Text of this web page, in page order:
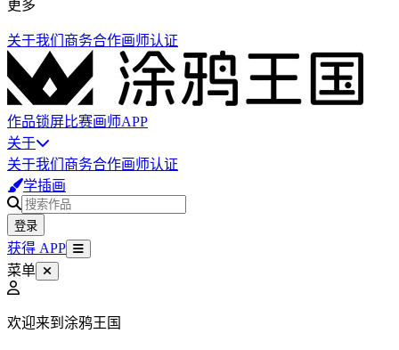
更多
关于我们 商务合作画师认证
作品锁屏比赛画师APP
关于
关于我们 商务合作画师认证
学插画
登录
获得 APP
菜单
欢迎来到涂鸦王国